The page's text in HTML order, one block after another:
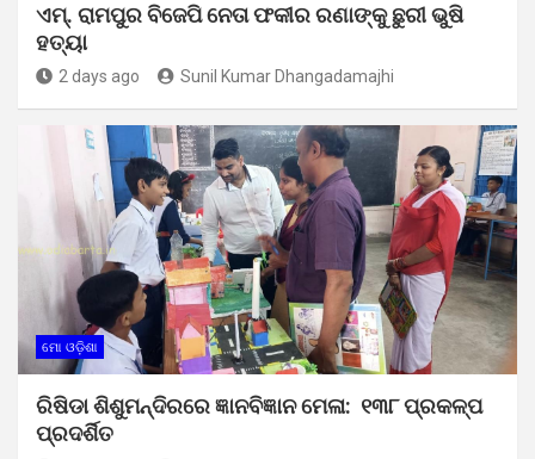
ଏମ୍. ରାମପୁର ବିଜେପି ନେତା ଫକୀର ରଣାଙ୍କୁ ଛୁରୀ ଭୁଷି
ହତ୍ୟା
2 days ago Sunil Kumar Dhangadamajhi
ମୋ ଓଡ଼ିଶା
ରିଷିଡା ଶିଶୁମନ୍ଦିରରେ ଜ୍ଞାନବିଜ୍ଞାନ ମେଳା: ୧୩୮ ପ୍ରକଳ୍ପ
ପ୍ରଦର୍ଶିତ